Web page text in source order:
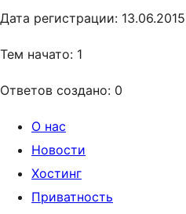
Дата регистрации: 13.06.2015
Тем начато: 1
Ответов создано: 0
О нас
Новости
Хостинг
Приватность